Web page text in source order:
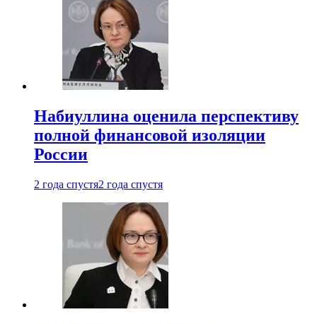
Набиуллина оценила перспективу
полной финансовой изоляции
России
2 года спустя2 года спустя